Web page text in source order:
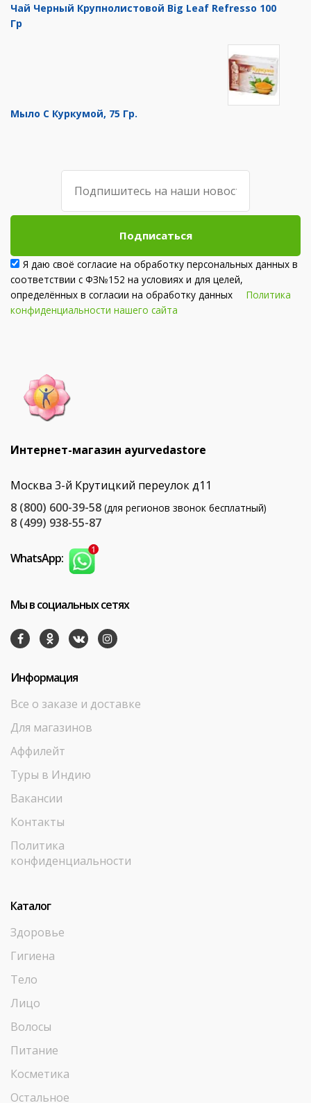
Чай Черный Крупнолистовой Big Leaf Refresso 100
Гр
Мыло С Куркумой, 75 Гр.
Подписаться
Я даю своё согласие на обработку персональных данных в
соответствии с ФЗ№152 на условиях и для целей,
определённых в согласии на обработку данных Политика
конфиденциальности нашего сайта
Интернет-магазин ayurvedastore
Москва 3-й Крутицкий переулок д11
8 (800) 600-39-58 (для регионов звонок бесплатный)
8 (499) 938-55-87
WhatsApp:
Мы в социальных сетях
Информация
Все о заказе и доставке
Для магазинов
Аффилейт
Туры в Индию
Вакансии
Контакты
Политика
конфиденциальности
Каталог
Здоровье
Гигиена
Тело
Лицо
Волосы
Питание
Косметика
Остальное